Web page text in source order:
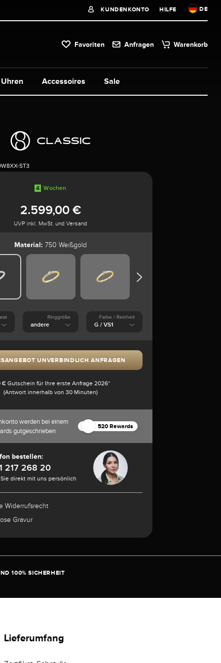
KUNDENKONTO HILFE DE
Favoriten Anfragen Warenkorb
Uhren Accessoires Sale
ST3
4 Wochen
2.599,00 €
UVP inkl. MwSt. und Versand
Material: 750 Weißgold
Ringgröße Farbe / Reinheit
UNVERBINDLICH ANFRAGEN
€ Gutschein für Ihre erste Anfrage 2026*
(Antwort innerhalb von 30 Minuten)
werden bei einem
gutgeschrieben
520 Rewards
bestellen:
217 268 20
direkt mit uns persönlich
Widerrufsrecht
Gravur
100% SICHERHEIT
Lieferumfang